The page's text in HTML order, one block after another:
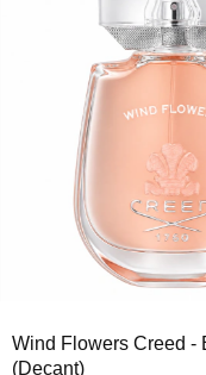
Wind Flowers Creed -
(Decant)